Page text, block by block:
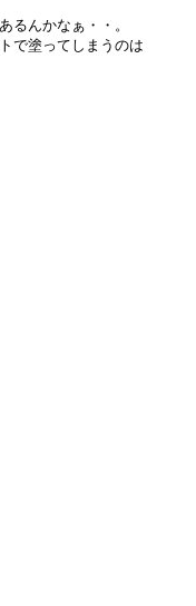
るんかなぁ・・。
で塗ってしまうのは